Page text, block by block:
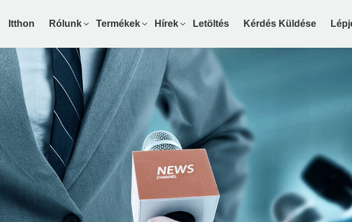
Itthon Rólunk Termékek Hírek Letöltés Kérdés Küldése